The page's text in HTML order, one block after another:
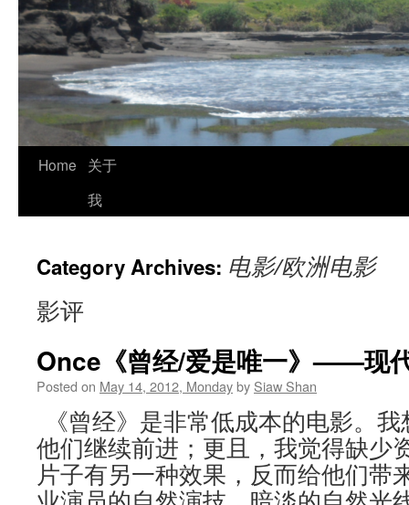
Home
关于
我
Category Archives: 电影/欧洲电影
影评
Once《曾经/爱是唯一》——现
Posted on May 14, 2012, Mondayby Siaw Shan
《曾经》是非常低成本的电影。
他们继续前进；更且，我觉得缺少
片子有另一种效果，反而给他们带